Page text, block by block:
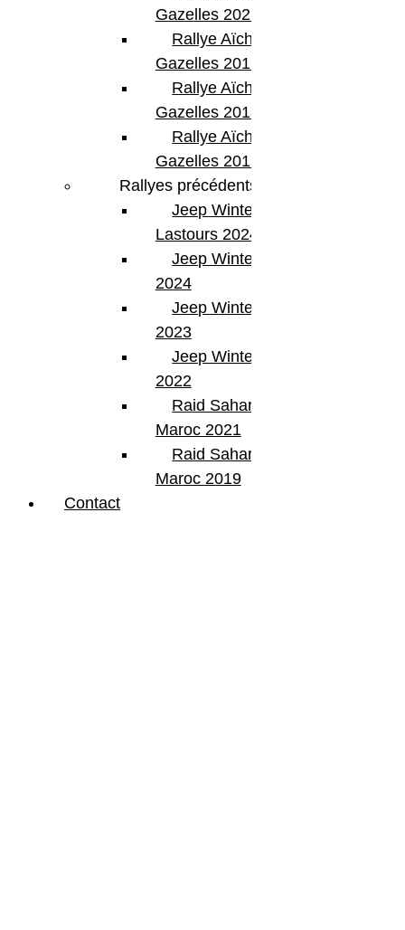
Gazelles 2021 -30th
Rallye Aïcha des
Gazelles 2019
Rallye Aïcha des
Gazelles 2018
Rallye Aïcha des
Gazelles 2017
Rallyes précédents
Jeep Winter
Lastours 2024
Jeep Winter Tour
2024
Jeep Winter Tour
2023
Jeep Winter Tour
2022
Raid Sahara Tour
Maroc 2021
Raid Sahara Tour
Maroc 2019
Contact